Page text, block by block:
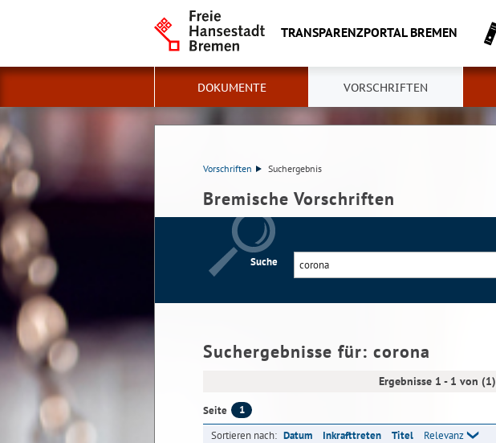
TRANSPARENZPORTAL BREMEN
DOKUMENTE VORSCHRIFTEN
Vorschriften Suchergebnis
Bremische Vorschriften
Suche
Suchergebnisse für: corona
Ergebnisse 1 - 1 von (1)
Seite 1
Sortieren nach: Datum Inkrafttreten Titel Relevanz